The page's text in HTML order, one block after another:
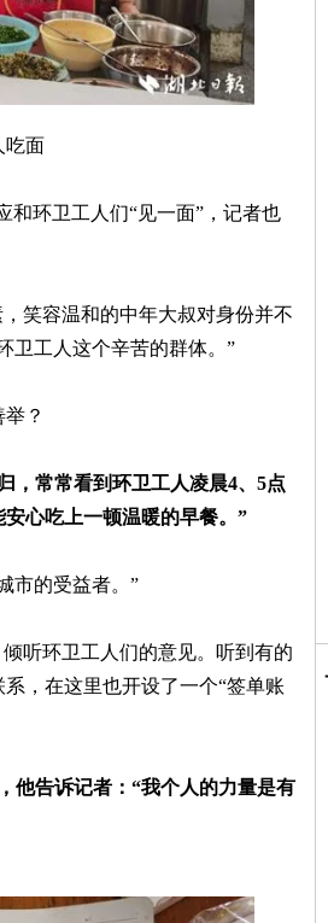
吃面
和环卫工人们“见一面”，记者也
笑容温和的中年大叔对身份并不
卫工人这个辛苦的群体。”
？
，常常看到环卫工人凌晨4、5点
心吃上一顿温暖的早餐。”
市的受益者。”
听环卫工人们的意见。听到有的
，在这里也开设了一个“签单账
他告诉记者：“我个人的力量是有